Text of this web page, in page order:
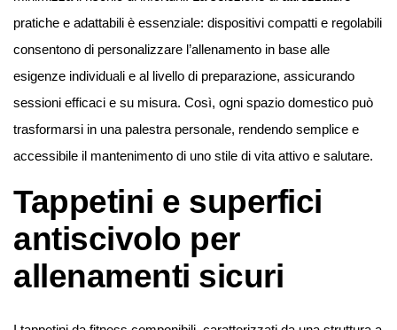
pratiche e adattabili è essenziale: dispositivi compatti e regolabili
consentono di personalizzare l’allenamento in base alle
esigenze individuali e al livello di preparazione, assicurando
sessioni efficaci e su misura. Così, ogni spazio domestico può
trasformarsi in una palestra personale, rendendo semplice e
accessibile il mantenimento di uno stile di vita attivo e salutare.
Tappetini e superfici
antiscivolo per
allenamenti sicuri